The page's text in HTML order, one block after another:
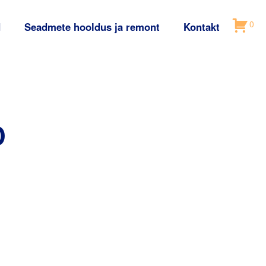
Seadmete hooldus ja remont Kontakt 0